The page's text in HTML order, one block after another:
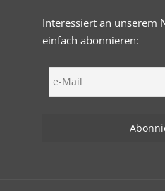
Interessiert an unserem
einfach abonnieren: